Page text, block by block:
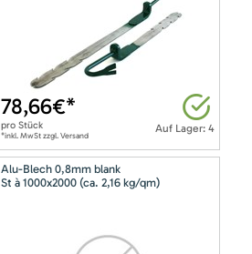
Auf Lager: 4
78,66€*
proStück
*inkl. MwSt zzgl. Versand
Alu-Blech 0,8mm blank
St à 1000x2000 (ca. 2,16 kg/qm)